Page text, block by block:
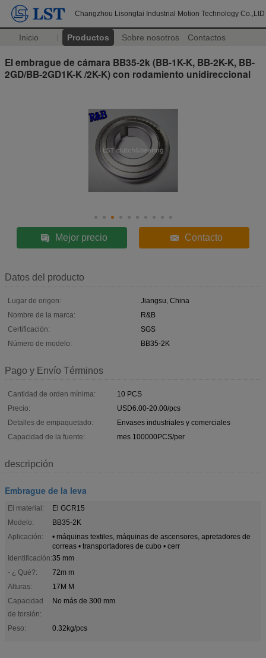
Changzhou Lisongtai Industrial Motion Technology Co.,LtD
Inicio Productos Sobre nosotros Contactos
El embrague de cámara BB35-2k (BB-1K-K, BB-2K-K, BB-
2GD/BB-2GD1K-K /2K-K) con rodamiento unidireccional
Mejor precio Contacto
Datos del producto
Lugar de origen:
Jiangsu, China
Nombre de la marca:
R&B
Certificación:
SGS
Número de modelo:
BB35-2K
Pago y Envío Términos
Cantidad de orden mínima:
10 PCS
Precio:
USD6.00-20.00/pcs
Detalles de empaquetado:
Envases industriales y comerciales
Capacidad de la fuente:
mes 100000PCS/per
descripción
Embrague de la leva
El material:
El GCR15
Modelo:
BB35-2K
Aplicación:
• máquinas textiles, máquinas de ascensores, apretadores de
correas • transportadores de cubo • cerr
Identificación:35 mm
- ¿ Qué?:
72m m
Alturas:
17M M
Capacidad
de torsión:
No más de 300 mm
Peso: 0.32kg/pcs